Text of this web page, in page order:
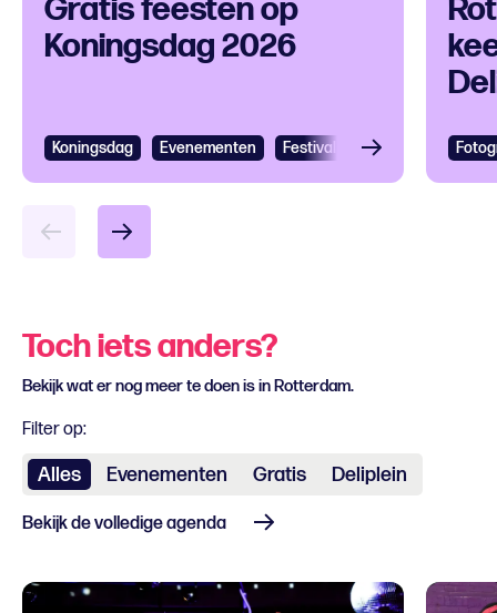
Gratis feesten op
Koningsdag 2026
Koningsdag Evenementen Festival Cultureel festival
Toch iets anders?
Bekijk wat er nog meer te doen is in Rotterdam.
Filter op:
Alles Evenementen Gratis Deliplein
Bekijk de volledige agenda